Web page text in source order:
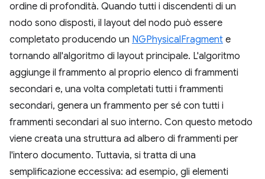
ordine di profondità. Quando tutti i discendenti di un
nodo sono disposti, il layout del nodo può essere
completato producendo un NGPhysicalFragment e
tornando all'algoritmo di layout principale. L'algoritmo
aggiunge il frammento al proprio elenco di frammenti
secondari e, una volta completati tutti i frammenti
secondari, genera un frammento per sé con tutti i
frammenti secondari al suo interno. Con questo metodo
viene creata una struttura ad albero di frammenti per
l'intero documento. Tuttavia, si tratta di una
semplificazione eccessiva: ad esempio, gli elementi